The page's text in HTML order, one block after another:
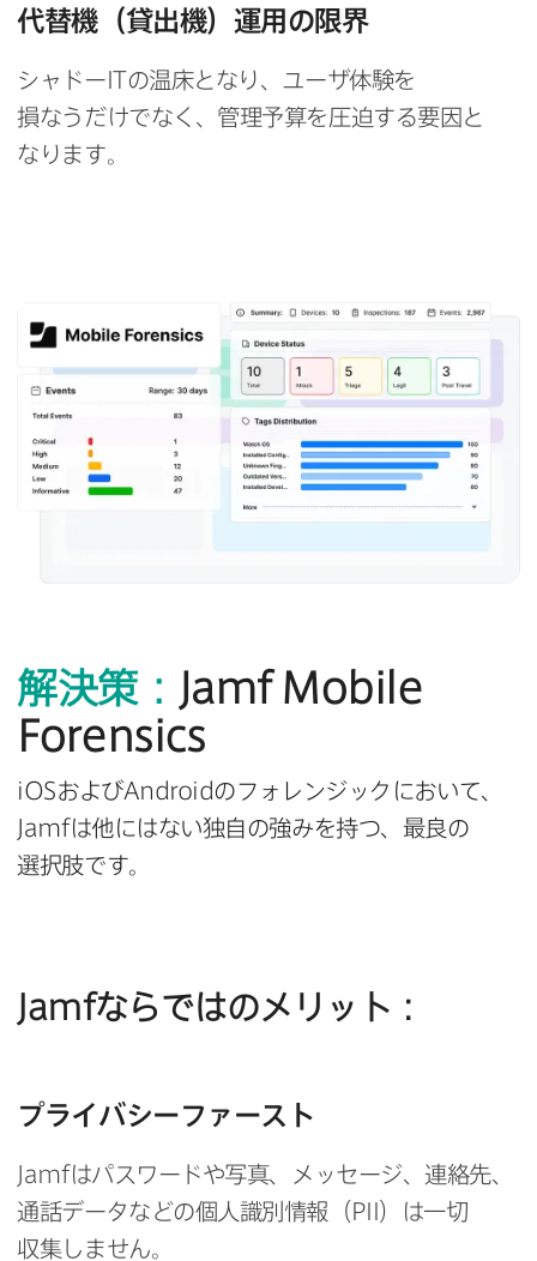
代替機​（​貸出機）​運用の​限界
シャドー ITの​温床と​なり、​ユーザ体験を​
損なうだけでなく、​管理予算を​圧迫する​要因と​
なります。
解決策：
Jamf Mobile
Forensics
iOSおよびAndroidの​フォレンジックに​おいて、
Jamfは​他には​ない​独自の​強みを​持つ、​最良の​
選択肢です。
Jamfならではの​メリット：
プライバシーファースト
Jamfは​パスワードや​写真、​メッセージ、​連絡先、​
通話データなどの​個人識別情報​（ PII ）は​一切​
収集しません。